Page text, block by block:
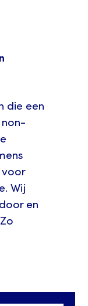
die een
non-
voor
Wij
en